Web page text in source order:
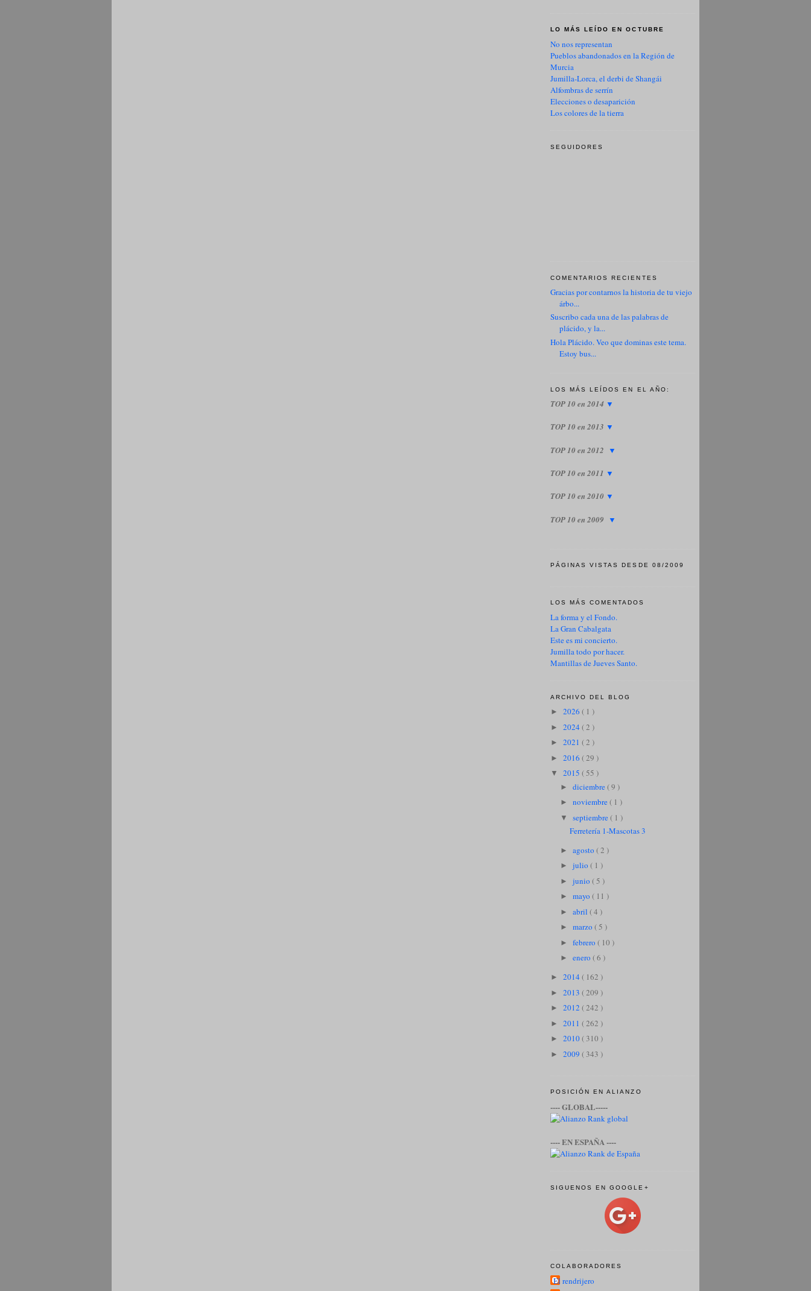
LO MÁS LEÍDO EN OCTUBRE
No nos representan
Pueblos abandonados en la Región de
Murcia
Jumilla-Lorca, el derbi de Shangái
Alfombras de serrín
Elecciones o desaparición
Los colores de la tierra
SEGUIDORES
COMENTARIOS RECIENTES
Gracias por contarnos la historia de tu viejo
árbo...
Suscribo cada una de las palabras de
plácido, y la...
Hola Plácido. Veo que dominas este tema.
Estoy bus...
LOS MÁS LEÍDOS EN EL AÑO:
TOP 10 en 2014 ▼
TOP 10 en 2013 ▼
TOP 10 en 2012 ▼
TOP 10 en 2011 ▼
TOP 10 en 2010 ▼
TOP 10 en 2009 ▼
PÁGINAS VISTAS DESDE 08/2009
LOS MÁS COMENTADOS
La forma y el Fondo.
La Gran Cabalgata
Este es mi concierto.
Jumilla todo por hacer.
Mantillas de Jueves Santo.
ARCHIVO DEL BLOG
► 2026 ( 1 )
► 2024 ( 2 )
► 2021 ( 2 )
► 2016 ( 29 )
▼ 2015 ( 55 )
► diciembre( 9 )
► noviembre( 1 )
▼ septiembre( 1 )
Ferretería 1-Mascotas 3
► agosto ( 2 )
► julio ( 1 )
► junio ( 5 )
► mayo ( 11 )
► abril ( 4 )
► marzo ( 5 )
► febrero ( 10 )
► enero ( 6 )
► 2014 ( 162 )
► 2013 ( 209 )
► 2012 ( 242 )
► 2011 ( 262 )
► 2010( 310 )
► 2009 ( 343 )
POSICIÓN EN ALIANZO
---- GLOBAL-----
---- EN ESPAÑA ----
SIGUENOS EN GOOGLE+
COLABORADORES
El rendrijero